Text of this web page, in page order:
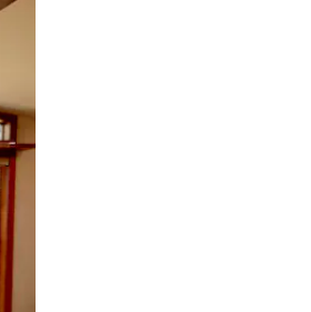
kwenye ishara.